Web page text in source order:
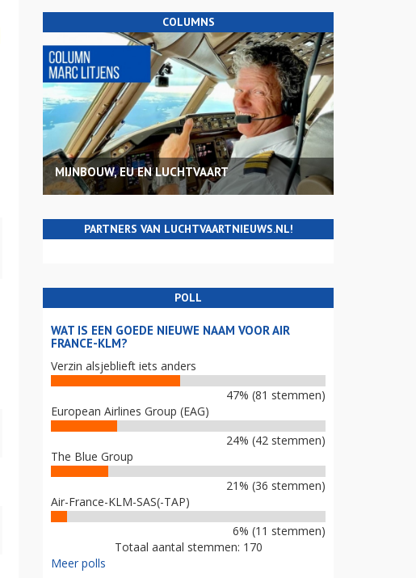
COLUMNS
MIJNBOUW, EU EN LUCHTVAART
PARTNERS VAN LUCHTVAARTNIEUWS.NL!
POLL
WAT IS EEN GOEDE NIEUWE NAAM VOOR AIR
FRANCE-KLM?
Verzin alsjeblieft iets anders
47% (81 stemmen)
European Airlines Group (EAG)
24% (42 stemmen)
The Blue Group
21% (36 stemmen)
Air-France-KLM-SAS(-TAP)
6% (11 stemmen)
Totaal aantal stemmen: 170
Meer polls